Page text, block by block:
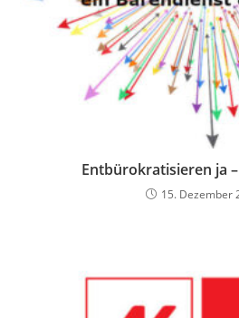
Entbürokratisieren ja
15. Dezember